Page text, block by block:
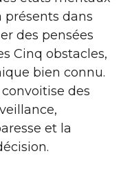
présents dans
des pensées
Cinq obstacles,
bien connu.
des
et la